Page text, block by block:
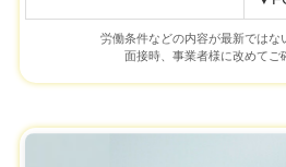
労働条件などの内容が最新ではな
面接時、事業者様に改めてご